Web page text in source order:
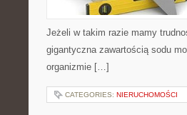
Jeżeli w takim razie mamy
gigantyczna zawartością sodu
organizmie […]
CATEGORIES: NIERUCHOMOŚCI